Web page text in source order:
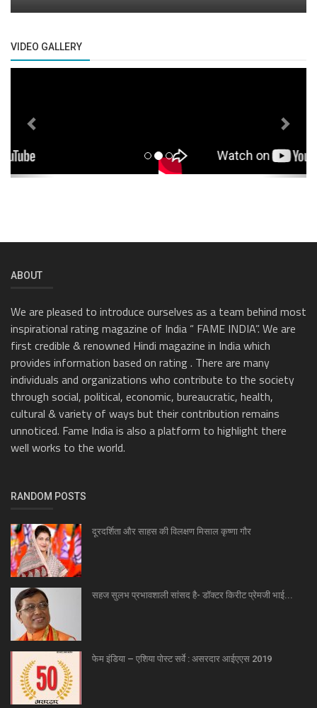
VIDEO GALLERY
Previous Next
ABOUT
We are pleased to introduce ourselves as a team behind most
inspirational rating magazine of India “ FAME INDIA”. We are
first credible & renowned Hindi magazine in India which
provides information based on rating . There are many
individuals and organizations who contribute to the society
through social, political, economic, bureaucratic, health,
cultural & variety of ways but their contribution remains
unnoticed. Fame India is also a platform to highlight there
well works to the world.
RANDOM POSTS
दूरदर्शिता और साहस की विलक्षण मिसाल कृष्णा गौर
सहज सुलभ प्रभावशाली सांसद है- डॉक्टर किरीट प्रेमजी भाई...
फेम इंडिया – एशिया पोस्ट सर्वे : असरदार आईएएस 2019